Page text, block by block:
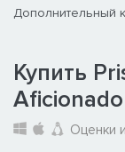
Дополнительный
Купить
Aficionado
Оценки